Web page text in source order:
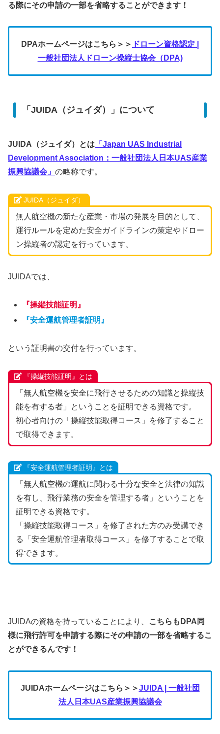
る際にその申請の一部を省略することができます！
DPAホームページはこちら＞＞ ドローン資格認定 |
一般社団法人ドローン操縦士協会（DPA)
「JUIDA（ジュイダ）」について
JUIDA（ジュイダ）とは 「Japan UAS Industrial
Development Association ：一般社団法人日本UAS産業
振興協議会」 の略称です。
JUIDA（ジュイダ）
無人航空機の新たな産業・市場の発展を目的として、
運行ルールを定めた安全ガイドラインの策定やドロー
ン操縦者の認定を行っています。
JUIDAでは、
『操縦技能証明』
『安全運航管理者証明』
という証明書の交付を行っています。
『操縦技能証明』とは
「無人航空機を安全に飛行させるための知識と操縦技
能を有する者」ということを証明できる資格です。
初心者向けの「操縦技能取得コース」を修了すること
で取得できます。
『安全運航管理者証明』とは
「無人航空機の運航に関わる十分な安全と法律の知識
を有し、飛行業務の安全を管理する者」ということを
証明できる資格です。
「操縦技能取得コース」を修了された方のみ受講でき
る「安全運航管理者取得コース」を修了することで取
得できます。
JUIDAの資格を持っていることにより、
こちらもDPA同
様に飛行許可を申請する際にその申請の一部を省略するこ
とができるんです！
JUIDAホームページはこちら＞＞JUIDA | 一般社団
法人日本UAS産業振興協議会